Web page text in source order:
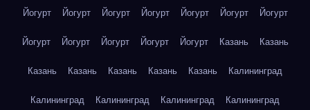
Йогурт Йогурт Йогурт Йогурт Йогурт Йогурт Йогурт
Йогурт Йогурт Йогурт Йогурт Йогурт Казань Казань
Казань Казань Казань Казань Казань Калининград
Калининград Калининград Калининград Калининград